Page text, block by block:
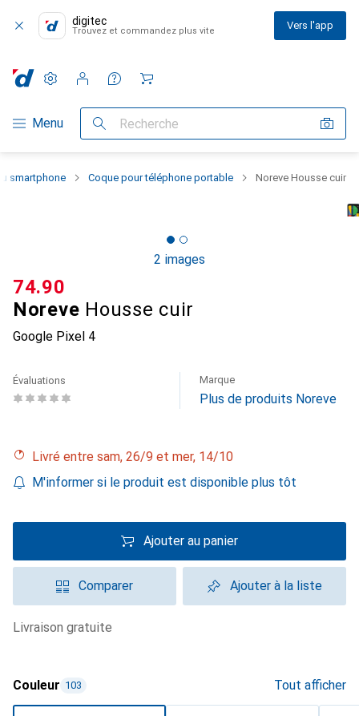
digitec
Trouvez et commandez plus vite Vers l'app
Navigation par catégorie
Menu Recherche
Paramètres
Compte client
Listes de comparaison
Listes d'envies
Panier
smartphone Coque pour téléphone portable Noreve Housse cuir
2 images
Noreve Housse cuir
Google Pixel 4
CHF
74.90
Évaluations Marque
Plus de produits Noreve
Livré entre sam, 26/9 et mer, 14/10
M'informer si le produit est disponible plus tôt
Ajouter au panier
Comparer Ajouter à la liste
livraison gratuite
Couleur 103 Tout afficher